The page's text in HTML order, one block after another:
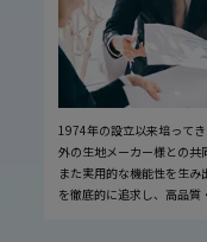
1974年の設立以来培って
外の生地メーカー様との共
また実用的な機能性を生
を徹底的に追求し、高品質